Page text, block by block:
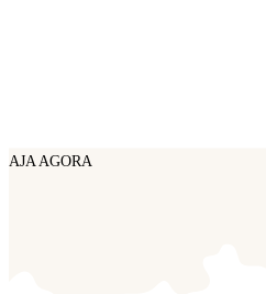
AJA AGORA